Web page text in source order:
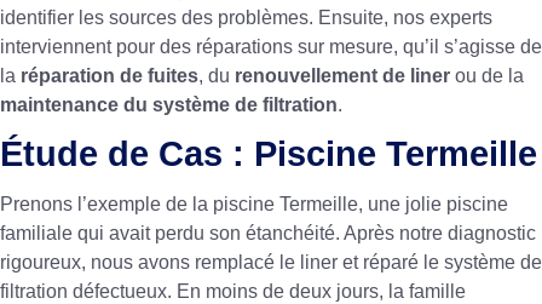
identifier les sources des problèmes. Ensuite, nos experts
interviennent pour des réparations sur mesure, qu’il s’agisse de
la réparation de fuites, du renouvellement de liner ou de la
maintenance du système de filtration.
Étude de Cas : Piscine Termeille
Prenons l’exemple de la piscine Termeille, une jolie piscine
familiale qui avait perdu son étanchéité. Après notre diagnostic
rigoureux, nous avons remplacé le liner et réparé le système de
filtration défectueux. En moins de deux jours, la famille